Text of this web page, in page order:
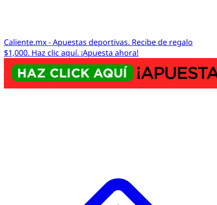
Caliente.mx - Apuestas deportivas. Recibe de regalo
$1,000. Haz clic aquí. ¡Apuesta ahora!